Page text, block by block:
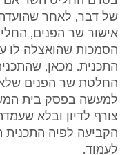
של דבר, לאחר
אישור שר הפנים,
הסמכות שהואצלה לו
התכנית. מכאן,
החלטת שר הפנים
למעשה בפסק בית
צורף לדיון ובלא
הקביעה לפיה התכנית
לעמוד.